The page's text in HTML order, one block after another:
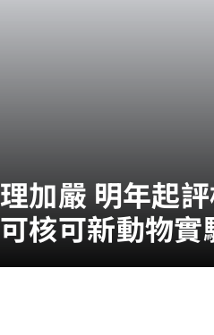
加嚴 明年起
核可新動物